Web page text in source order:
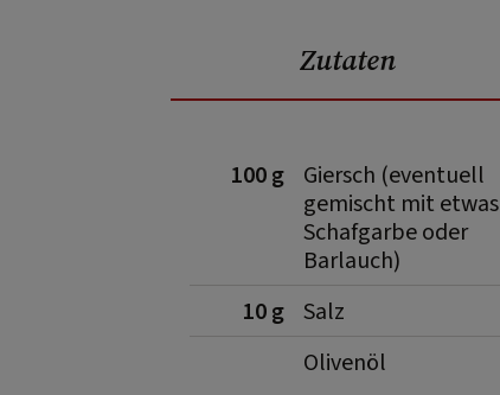
Zutaten
100 g
Giersch (eventuell
gemischt mit etwas
Schafgarbe oder
Barlauch)
10 g Salz
Olivenöl